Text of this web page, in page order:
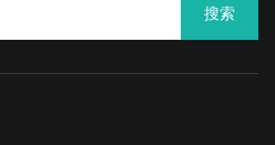
搜索